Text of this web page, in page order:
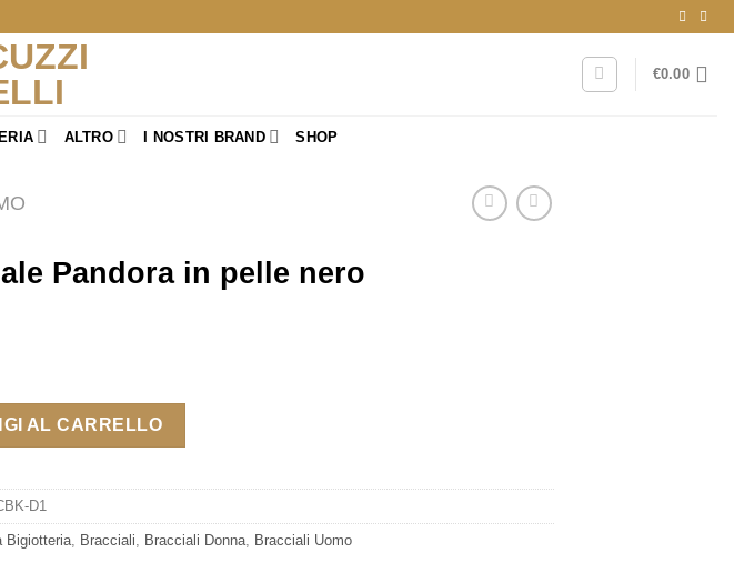
€0.00
ALTRO I NOSTRI BRAND SHOP
Pandora in pelle nero
AL CARRELLO
D1
Bigiotteria, Bracciali Bracciali Donna, Bracciali Uomo